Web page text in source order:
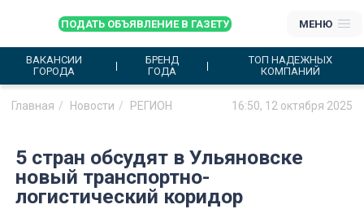
ПОДАТЬ ОБЪЯВЛЕНИЕ В ГАЗЕТУ МЕНЮ
ВАКАНСИИ
ГОРОДА
БРЕНД
ГОДА
ТОП НАДЕЖНЫХ
КОМПАНИЙ
Главная Новости РЕГИОН 16:50, 12 октября 2025
5 стран обсудят в Ульяновске
новый транспортно-
логистический коридор